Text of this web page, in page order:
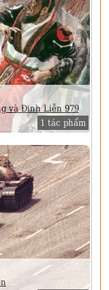
và Đinh Liễn 979
1 tác phẩm